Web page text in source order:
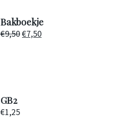
Bakboekje
€9,50Oorspronkelijke
€7,50Huidige
GB2
€1,25